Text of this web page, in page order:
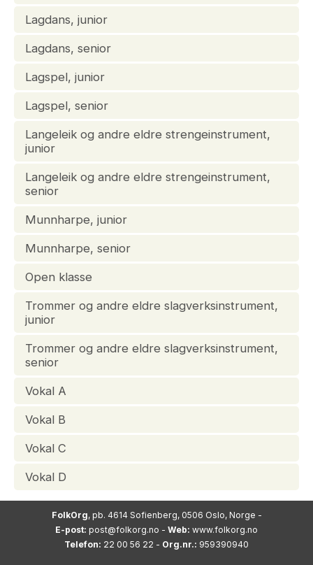
Lagdans, junior
Lagdans, senior
Lagspel, junior
Lagspel, senior
Langeleik og andre eldre strengeinstrument,
junior
Langeleik og andre eldre strengeinstrument,
senior
Munnharpe, junior
Munnharpe, senior
Open klasse
Trommer og andre eldre slagverksinstrument,
junior
Trommer og andre eldre slagverksinstrument,
senior
Vokal A
Vokal B
Vokal C
Vokal D
FolkOrg, pb. 4614 Sofienberg, 0506 Oslo, Norge -
E-post: post@folkorg.no - Web: www.folkorg.no
Telefon: 22 00 56 22 - Org.nr.: 959390940